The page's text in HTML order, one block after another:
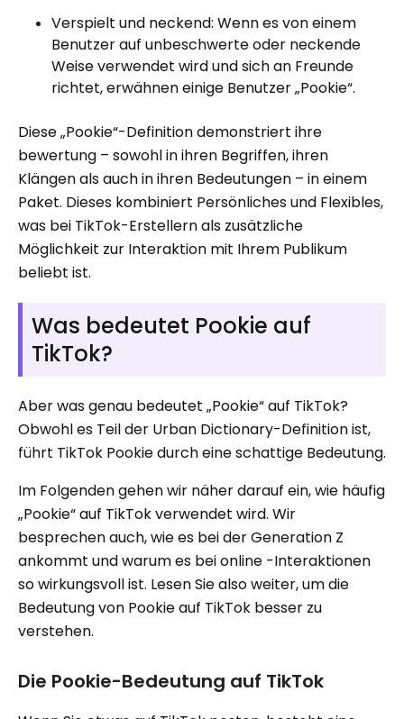
Verspielt und neckend: Wenn es von einem
Benutzer auf unbeschwerte oder neckende
Weise verwendet wird und sich an Freunde
richtet, erwähnen einige Benutzer „Pookie“.
Diese „Pookie“-Definition demonstriert ihre
bewertung – sowohl in ihren Begriffen, ihren
Klängen als auch in ihren Bedeutungen – in einem
Paket. Dieses kombiniert Persönliches und Flexibles,
was bei TikTok-Erstellern als zusätzliche
Möglichkeit zur Interaktion mit Ihrem Publikum
beliebt ist.
Was bedeutet Pookie auf
TikTok?
Aber was genau bedeutet „Pookie“ auf TikTok?
Obwohl es Teil der Urban Dictionary-Definition ist,
führt TikTok Pookie durch eine schattige Bedeutung.
Im Folgenden gehen wir näher darauf ein, wie häufig
„Pookie“ auf TikTok verwendet wird. Wir
besprechen auch, wie es bei der Generation Z
ankommt und warum es bei online -Interaktionen
so wirkungsvoll ist. Lesen Sie also weiter, um die
Bedeutung von Pookie auf TikTok besser zu
verstehen.
Die Pookie-Bedeutung auf TikTok